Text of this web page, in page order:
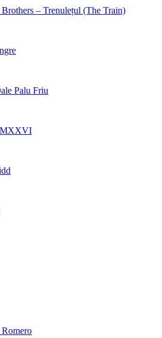
– Trenulețul (The Train)
Palu Friu